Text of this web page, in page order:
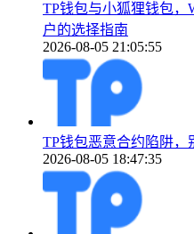
TP钱包与小狐狸钱包，
户的选择指南
2026-08-05 21:05:55
TP钱包恶意合约陷阱
2026-08-05 18:47:35